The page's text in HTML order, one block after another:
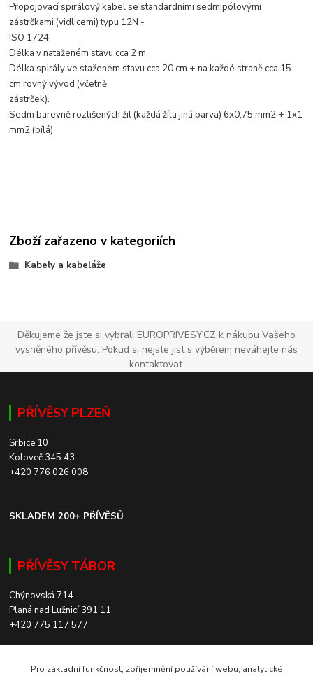
Propojovací spirálový kabel se standardními sedmipólovými
zástrčkami (vidlicemi) typu 12N -
ISO 1724.
Délka v nataženém stavu cca 2 m.
Délka spirály ve staženém stavu cca 20 cm + na každé straně cca 15
cm rovný vývod (včetně
zástrček).
Sedm barevně rozlišených žil (každá žíla jiná barva) 6x0,75 mm2 + 1x1
mm2 (bílá).
Zboží zařazeno v kategoriích
Kabely a kabeláže
Děkujeme že jste si vybrali EUROPRIVESY.CZ k nákupu Vašeho
vysněného přívěsu. Pokud si nejste jist s výběrem neváhejte nás
kontaktovat.
PŘÍVĚSY PLZEŇ
Srbice 10
Koloveč 345 43
+420 776 026 008
SKLADEM 200+ PŘÍVĚSŮ
PŘÍVĚSY TÁBOR
Chýnovská 714
Planá nad Lužnicí 391 11
+420 775 117 577
Pro základní funkčnost, zpříjemnění používání webu, analytické